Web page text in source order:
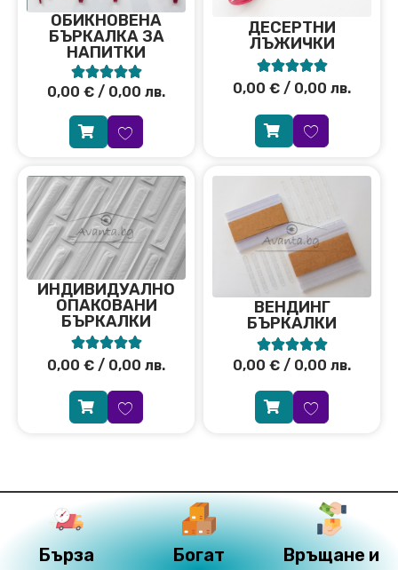
ОБИКНОВЕНА
БЪРКАЛКА ЗА
НАПИТКИ

0,00 € / 0,00 лв.
ДЕСЕРТНИ
ЛЪЖИЧКИ

0,00 € / 0,00 лв.
ИНДИВИДУАЛНО
ОПАКОВАНИ
БЪРКАЛКИ

0,00 € / 0,00 лв.
ВЕНДИНГ
БЪРКАЛКИ

0,00 € / 0,00 лв.
Бърза
Богат
Връщане и